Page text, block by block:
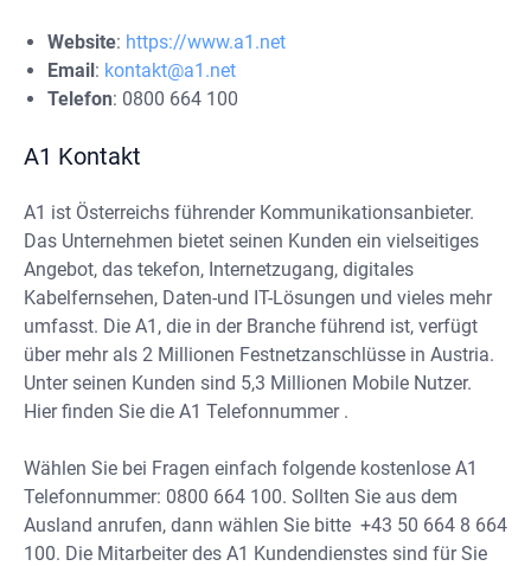
Website: https://www.a1.net
Email: kontakt@a1.net
Telefon: 0800 664 100
A1 Kontakt
A1 ist Österreichs führender Kommunikationsanbieter.
Das Unternehmen bietet seinen Kunden ein vielseitiges
Angebot, das tekefon, Internetzugang, digitales
Kabelfernsehen, Daten-und IT-Lösungen und vieles mehr
umfasst. Die A1, die in der Branche führend ist, verfügt
über mehr als 2 Millionen Festnetzanschlüsse in Austria.
Unter seinen Kunden sind 5,3 Millionen Mobile Nutzer.
Hier finden Sie die A1 Telefonnummer .
Wählen Sie bei Fragen einfach folgende kostenlose A1
Telefonnummer: 0800 664 100. Sollten Sie aus dem
Ausland anrufen, dann wählen Sie bitte +43 50 664 8 664
100. Die Mitarbeiter des A1 Kundendienstes sind für Sie